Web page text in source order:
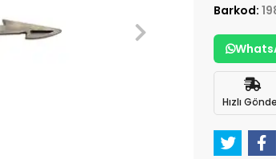
Barkod:
Hızlı